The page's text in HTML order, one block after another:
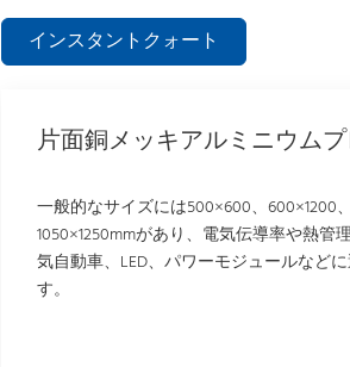
インスタントクォート
片面銅メッキアルミニウムプ
一般的なサイズには500×600、600×1200、
1050×1250mmがあり、電気伝導率や熱管
気自動車、LED、パワーモジュールなど
す。